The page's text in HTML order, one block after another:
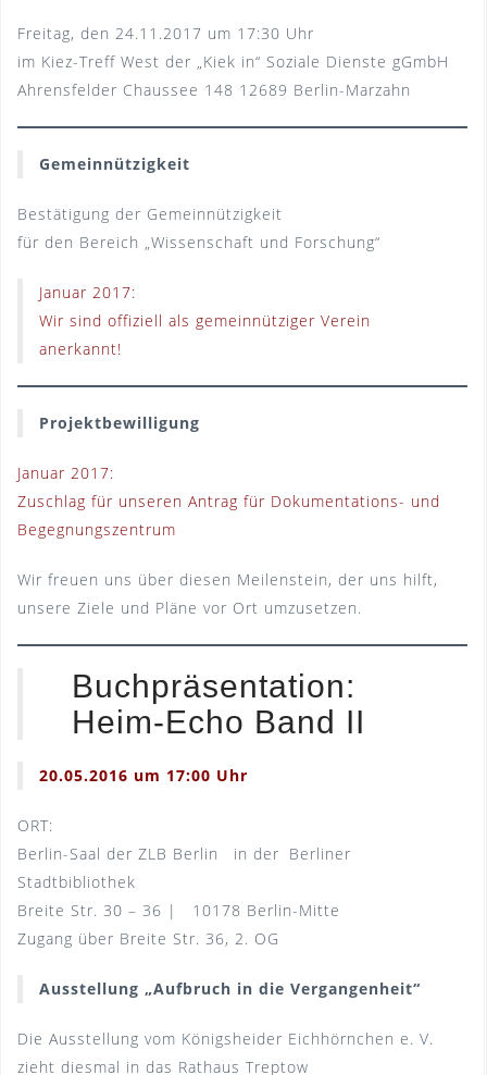
Freitag, den 24.11.2017 um 17:30 Uhr
im Kiez-Treff West der „Kiek in“ Soziale Dienste gGmbH
Ahrensfelder Chaussee 148 12689 Berlin-Marzahn
Gemeinnützigkeit
Bestätigung der Gemeinnützigkeit
für den Bereich „Wissenschaft und Forschung“
Januar 2017:
Wir sind offiziell als gemeinnütziger Verein
anerkannt!
Projektbewilligung
Januar 2017:
Zuschlag für unseren Antrag für Dokumentations- und
Begegnungszentrum
Wir freuen uns über diesen Meilenstein, der uns hilft,
unsere Ziele und Pläne vor Ort umzusetzen.
Buchpräsentation:
Heim-Echo Band II
20.05.2016 um 17:00 Uhr
ORT:
Berlin-Saal der ZLB Berlin in der Berliner
Stadtbibliothek
Breite Str. 30 – 36 | 10178 Berlin-Mitte
Zugang über Breite Str. 36, 2. OG
Ausstellung „Aufbruch in die Vergangenheit“
Die Ausstellung vom Königsheider Eichhörnchen e. V.
zieht diesmal in das Rathaus Treptow